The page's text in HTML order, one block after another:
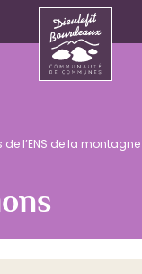
de l’ENS de la